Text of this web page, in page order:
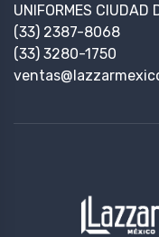
UNIFORMES CIUDAD
(33) 2387-8068
(33) 3280-1750